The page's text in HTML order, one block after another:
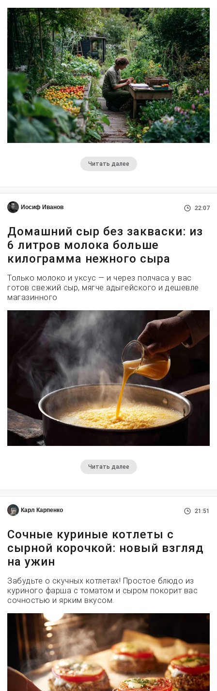
Читать далее
Иосиф Иванов 22:07
Домашний сыр без закваски: из
6 литров молока больше
килограмма нежного сыра
Только молоко и уксус — и через полчаса у вас
готов свежий сыр, мягче адыгейского и дешевле
магазинного
Читать далее
Карл Карпенко 21:51
Сочные куриные котлеты с
сырной корочкой: новый взгляд
на ужин
Забудьте о скучных котлетах! Простое блюдо из
куриного фарша с томатом и сыром покорит вас
сочностью и ярким вкусом.